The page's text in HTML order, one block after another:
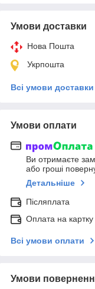
Умови доставки
Нова Пошта
Укрпошта
Всі умови доставки
Умови оплати
Ви отримаєте
або гроші
Детальніше
Післяплата
Оплата на
Всі умови оплати
Умови